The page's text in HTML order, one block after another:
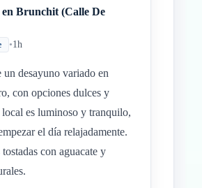
en Brunchit (Calle De
•1h
un desayuno variado en
con opciones dulces y
local es luminoso y tranquilo,
el día relajadamente.
tostadas con aguacate y